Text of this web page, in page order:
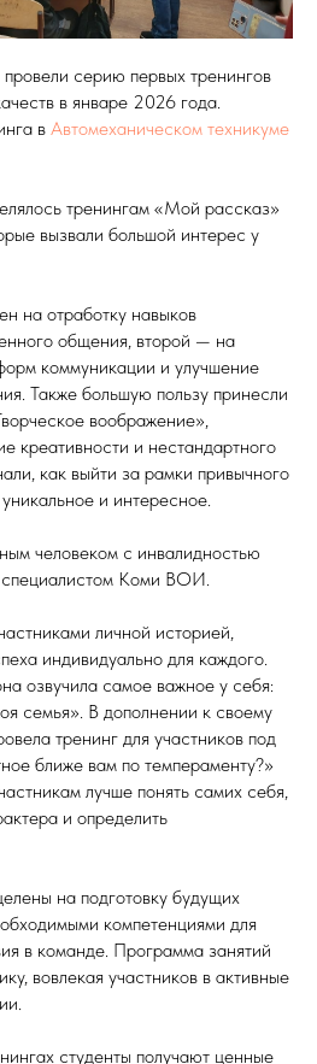
серию первых тренингов
в январе 2026 года.
в Автомеханическом техникуме
тренингам «Мой рассказ»
вызвали большой интерес у
на отработку навыков
общения, второй — на
коммуникации и улучшение
Также большую пользу принесли
воображение»,
креативности и нестандартного
как выйти за рамки привычного
и интересное.
человеком с инвалидностью
Коми ВОИ.
личной историей,
индивидуально для каждого.
озвучила самое важное у себя:
семья». В дополнении к своему
тренинг для участников под
ближе вам по темпераменту?»
лучше понять самих себя,
и определить
на подготовку будущих
компетенциями для
в команде. Программа занятий
вовлекая участников в активные
студенты получают ценные